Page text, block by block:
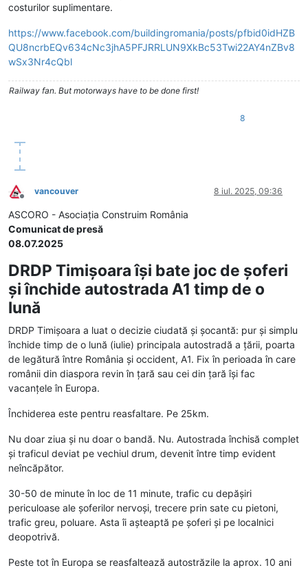
costurilor suplimentare.
https://www.facebook.com/buildingromania/posts/pfbid0idHZB
QU8ncrbEQv634cNc3jhA5PFJRRLUN9XkBc53Twi22AY4nZBv8
wSx3Nr4cQbl
Railway fan. But motorways have to be done first!
8
Deconectat
vancouver 8 iul. 2025, 09:36
ASCORO - Asociația Construim România
Comunicat de presă
08.07.2025
DRDP Timişoara îşi bate joc de şoferi
şi închide autostrada A1 timp de o
lună
DRDP Timişoara a luat o decizie ciudată și şocantă: pur şi simplu
închide timp de o lună (iulie) principala autostradă a țării, poarta
de legătură între România şi occident, A1. Fix în perioada în care
românii din diaspora revin în ţară sau cei din ţară îşi fac
vacanțele în Europa.
Închiderea este pentru reasfaltare. Pe 25km.
Nu doar ziua și nu doar o bandă. Nu. Autostrada închisă complet
și traficul deviat pe vechiul drum, devenit între timp evident
neîncăpător.
30-50 de minute în loc de 11 minute, trafic cu depăşiri
periculoase ale şoferilor nervoşi, trecere prin sate cu pietoni,
trafic greu, poluare. Asta îi aşteaptă pe şoferi şi pe localnici
deopotrivă.
Peste tot în Europa se reasfaltează autostrăzile la aprox. 10 ani